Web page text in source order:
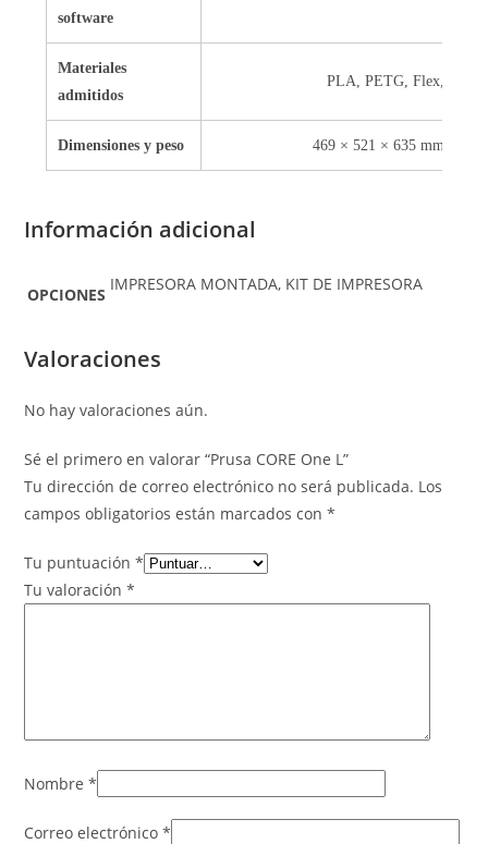
software
Materiales
admitidos
PLA, PETG, Flex, PVA,
Dimensiones y peso 469 × 521 × 635 mm ·
Información adicional
OPCIONES
IMPRESORA MONTADA, KIT DE IMPRESORA
Valoraciones
No hay valoraciones aún.
Sé el primero en valorar “Prusa CORE One L”
Tu dirección de correo electrónico no será publicada. Los
campos obligatorios están marcados con*
Tu puntuación*
Tu valoración*
Nombre*
Correo electrónico*